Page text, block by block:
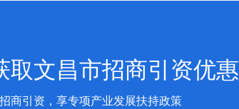
取文昌市招商引资优
商引资，享专项产业发展扶持政策